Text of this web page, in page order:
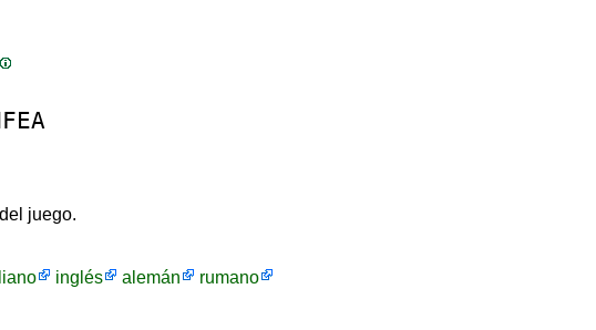
juego.
inglés alemán
rumano